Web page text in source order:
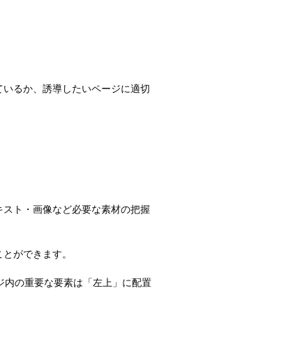
るか、誘導したいページに適切
ト・画像など必要な素材の把握
ができます。
の重要な要素は「左上」に配置